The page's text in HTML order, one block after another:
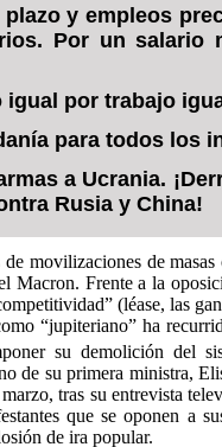
y empleos
Por un salario
por trabajo
para todos los
a Ucrania.
Rusia y China!
movilizaciones de masas
Macron. Frente a la
(léase, las
“jupiteriano” ha
su demolición del
de su primera ministra,
tras su entrevista
que se oponen a
de ira popular.